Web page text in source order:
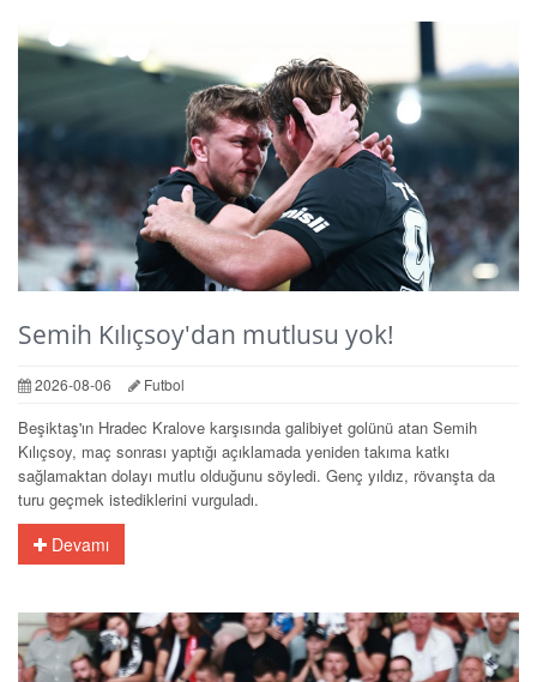
Semih Kılıçsoy'dan mutlusu yok!
2026-08-06 Futbol
Beşiktaş'ın Hradec Kralove karşısında galibiyet golünü atan Semih
Kılıçsoy, maç sonrası yaptığı açıklamada yeniden takıma katkı
sağlamaktan dolayı mutlu olduğunu söyledi. Genç yıldız, rövanşta da
turu geçmek istediklerini vurguladı.
Devamı